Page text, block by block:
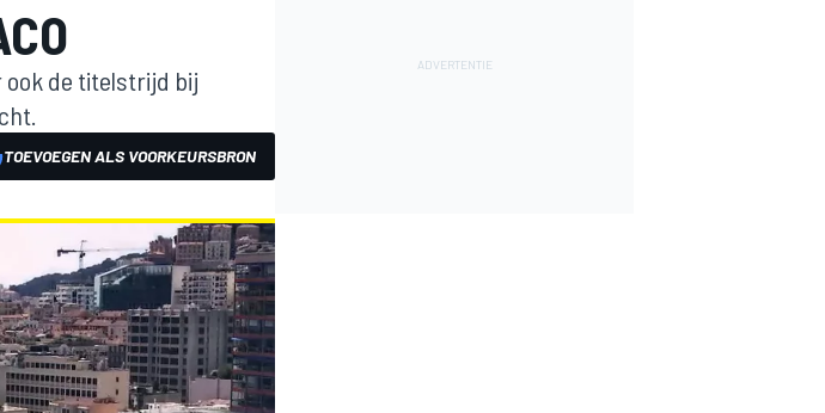
ook de titelstrijd bij
TOEVOEGEN ALS VOORKEURSBRON